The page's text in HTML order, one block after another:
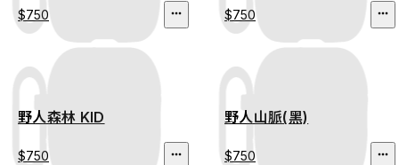
$750 $750
野人森林 KID
$750
野人山脈(黑)
$750